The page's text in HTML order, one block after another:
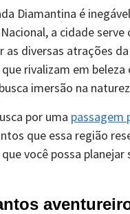
Diamantina é
a cidade
diversas atrações
rivalizam em beleza
imersão na
por uma passagem
que essa região
você possa planejar